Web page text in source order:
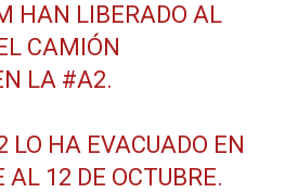
HAN LIBERADO AL
CAMIÓN
LA #A2.
LO HA EVACUADO EN
AL 12 DE OCTUBRE.